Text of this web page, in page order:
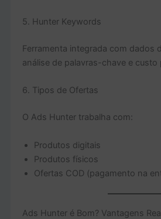
5. Hunter Keywords
Ferramenta integrada com dados
análise de palavras-chave e custo
6. Tipos de Ofertas
O Ads Hunter trabalha com:
Produtos digitais
Produtos físicos
Ofertas COD (pagamento na
Ads Hunter é Bom? Vantagens